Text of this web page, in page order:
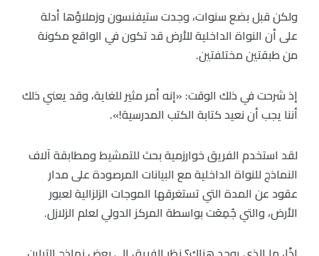
ولكن قبل بضع سنوات، وجدت ستيفنسون وزملاؤها أدلة
على أن النواة الداخلية للأرض قد تكون في الواقع مكونة
من طبقتين مختلفتين.
إذ شرحت في ذلك الوقت: «إنه أمر مثير للغاية، وقد يعني ذلك
أننا يجب أن نعيد كتابة الكتب المدرسية!».
لقد استخدم الفريق خوارزمية بحث للتمشيط ومطابقة آلاف
النماذج للنواة الداخلية مع البيانات المرصودة على مدار
عقود عن المدة التي تستغرقها الموجات الزلزالية لعبور
الأرض، والتي جُمِعَت بواسطة المركز الدولي لعلم الزلازل.